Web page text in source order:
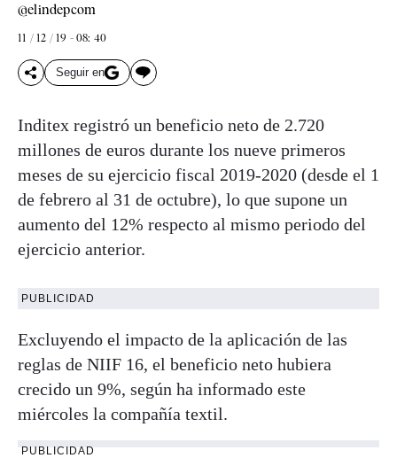
@elindepcom
11 / 12 / 19 - 08: 40
Seguir en
Inditex registró un beneficio neto de 2.720
millones de euros durante los nueve primeros
meses de su ejercicio fiscal 2019-2020 (desde el 1
de febrero al 31 de octubre), lo que supone un
aumento del 12% respecto al mismo periodo del
ejercicio anterior.
PUBLICIDAD
Excluyendo el impacto de la aplicación de las
reglas de NIIF 16, el beneficio neto hubiera
crecido un 9%, según ha informado este
miércoles la compañía textil.
PUBLICIDAD